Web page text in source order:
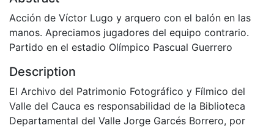
Acción de Víctor Lugo y arquero con el balón en las
manos. Apreciamos jugadores del equipo contrario.
Partido en el estadio Olímpico Pascual Guerrero
Description
El Archivo del Patrimonio Fotográfico y Fílmico del
Valle del Cauca es responsabilidad de la Biblioteca
Departamental del Valle Jorge Garcés Borrero, por